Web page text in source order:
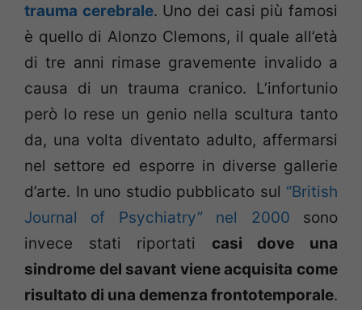
trauma cerebrale. Uno dei casi più famosi
è quello di Alonzo Clemons, il quale all’età
di tre anni rimase gravemente invalido a
causa di un trauma cranico. L’infortunio
però lo rese un genio nella scultura tanto
da, una volta diventato adulto, affermarsi
nel settore ed esporre in diverse gallerie
d’arte. In uno studio pubblicato sul “British
Journal of Psychiatry” nel 2000 sono
invece stati riportati casi dove una
sindrome del savant viene acquisita come
risultato di una demenza frontotemporale.